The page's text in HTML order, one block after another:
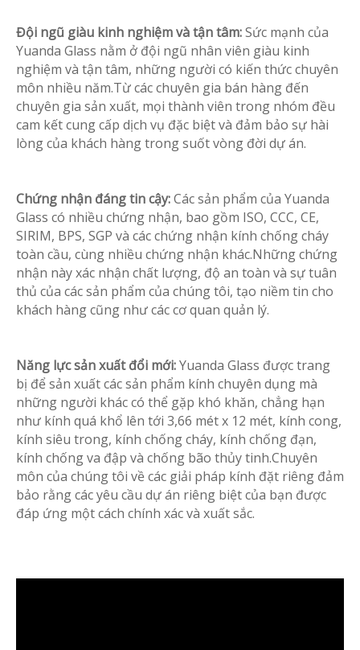
Đội ngũ giàu kinh nghiệm và tận tâm:Sức mạnh của
Yuanda Glass nằm ở đội ngũ nhân viên giàu kinh
nghiệm và tận tâm, những người có kiến ​​thức chuyên
môn nhiều năm.Từ các chuyên gia bán hàng đến
chuyên gia sản xuất, mọi thành viên trong nhóm đều
cam kết cung cấp dịch vụ đặc biệt và đảm bảo sự hài
lòng của khách hàng trong suốt vòng đời dự án.
Chứng nhận đáng tin cậy:Các sản phẩm của Yuanda
Glass có nhiều chứng nhận, bao gồm ISO, CCC, CE,
SIRIM, BPS, SGP và các chứng nhận kính chống cháy
toàn cầu, cùng nhiều chứng nhận khác.Những chứng
nhận này xác nhận chất lượng, độ an toàn và sự tuân
thủ của các sản phẩm của chúng tôi, tạo niềm tin cho
khách hàng cũng như các cơ quan quản lý.
Năng lực sản xuất đổi mới:Yuanda Glass được trang
bị để sản xuất các sản phẩm kính chuyên dụng mà
những người khác có thể gặp khó khăn, chẳng hạn
như kính quá khổ lên tới 3,66 mét x 12 mét, kính cong,
kính siêu trong, kính chống cháy, kính chống đạn,
kính chống va đập và chống bão thủy tinh.Chuyên
môn của chúng tôi về các giải pháp kính đặt riêng đảm
bảo rằng các yêu cầu dự án riêng biệt của bạn được
đáp ứng một cách chính xác và xuất sắc.